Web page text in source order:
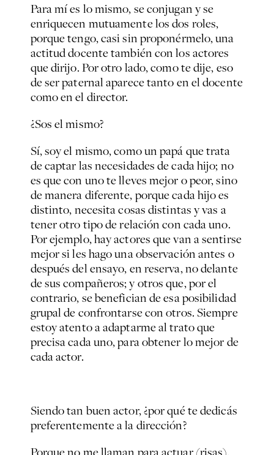
Para mí es lo mismo, se conjugan y se
enriquecen mutuamente los dos roles,
porque tengo, casi sin proponérmelo, una
actitud docente también con los actores
que dirijo. Por otro lado, como te dije, eso
de ser paternal aparece tanto en el docente
como en el director.
¿Sos el mismo?
Sí, soy el mismo, como un papá que trata
de captar las necesidades de cada hijo; no
es que con uno te lleves mejor o peor, sino
de manera diferente, porque cada hijo es
distinto, necesita cosas distintas y vas a
tener otro tipo de relación con cada uno.
Por ejemplo, hay actores que van a sentirse
mejor si les hago una observación antes o
después del ensayo, en reserva, no delante
de sus compañeros; y otros que, por el
contrario, se benefician de esa posibilidad
grupal de confrontarse con otros. Siempre
estoy atento a adaptarme al trato que
precisa cada uno, para obtener lo mejor de
cada actor.
Siendo tan buen actor, ¿por qué te dedicás
preferentemente a la dirección?